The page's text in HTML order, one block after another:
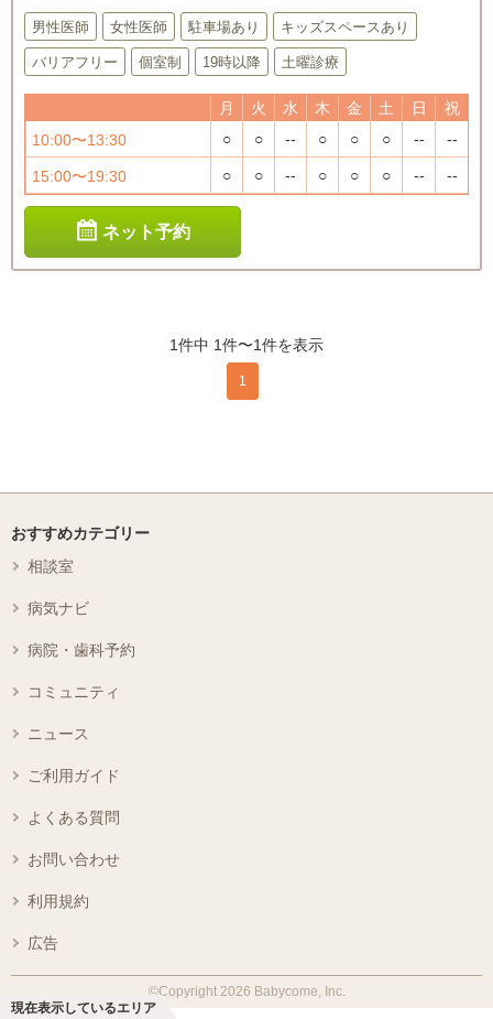
現在表示しているエリア
男性医師 女性医師 駐車場あり キッズスペースあり
バリアフリー 個室制 19時以降 土曜診療
月 火 水 木 金 土 日
祝
10:00〜13:30
○ ○ -- ○ ○ ○ -- --
15:00〜19:30 ○ ○ -- ○ ○ ○ -- --
ネット予約
1件中 1件〜1件を表示
1
おすすめカテゴリー
相談室
病気ナビ
病院・歯科予約
コミュニティ
ニュース
ご利用ガイド
よくある質問
お問い合わせ
利用規約
広告
©Copyright 2026 Babycome, Inc.